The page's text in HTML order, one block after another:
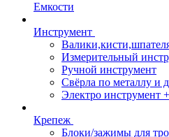
Емкости
Инструмент
Измерительный
Ручной инструмент
Свёрла по металлу и
Электро инструмент
Крепеж
Блоки/зажимы для